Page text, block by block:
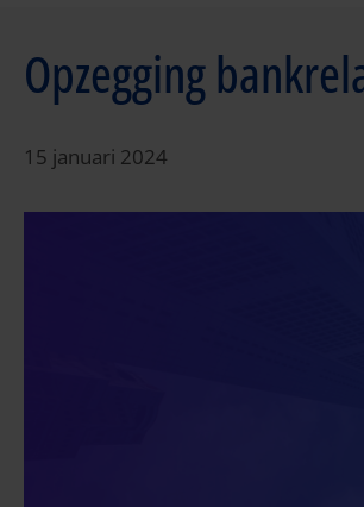
Opzegging
15 januari 2024